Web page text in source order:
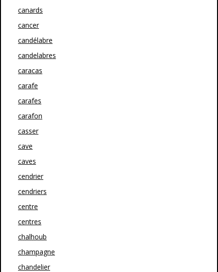
canards
cancer
candélabre
candelabres
caracas
carafe
carafes
carafon
casser
cave
caves
cendrier
cendriers
centre
centres
chalhoub
champagne
chandelier